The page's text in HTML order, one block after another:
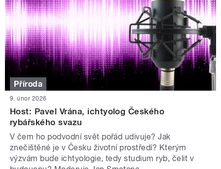
Příroda
9. únor 2026
Host: Pavel Vrána, ichtyolog Českého
rybářského svazu
V čem ho podvodní svět pořád udivuje? Jak
znečištěné je v Česku životní prostředí? Kterým
výzvám bude ichtyologie, tedy studium ryb, čelit v